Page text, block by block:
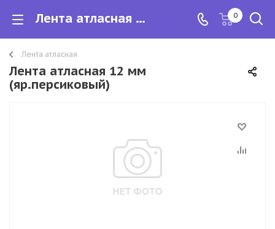
Лента атласная 12 мм 0
Лента атласная
Лента атласная 12 мм
(яр.персиковый)